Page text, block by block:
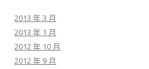
2013 年 3 月
2013 年 1 月
2012 年 10 月
2012 年 9 月